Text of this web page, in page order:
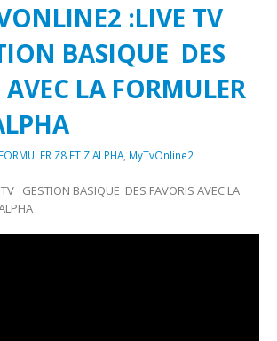
:LIVE TV
BASIQUE DES
LA FORMULER
FORMULER Z8 ET Z ALPHA MyTvOnline2
GESTION BASIQUE DES FAVORIS AVEC LA